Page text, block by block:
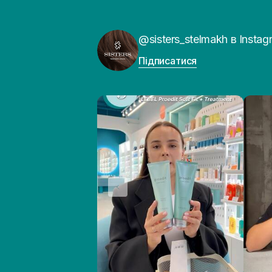
@sisters_stelmakh в
Підписатися